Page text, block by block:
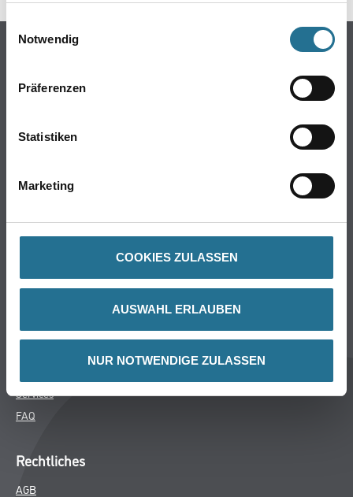
Einwilligungsauswahl
Notwendig
Präferenzen
Statistiken
Marketing
COOKIES ZULASSEN
AUSWAHL ERLAUBEN
NUR NOTWENDIGE ZULASSEN
Online-Shop
Putze- und Spachtelmassen
Wand- & Deckenbeläge
Über uns
MPlus
Services
FAQ
Rechtliches
AGB